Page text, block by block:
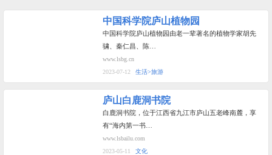
中国科学院庐山植物园
中国科学院庐山植物园由老一辈著名的植物学家胡先
骕、秦仁昌、陈…
www.lsbg.cn
2023-07-12
生活>旅游
庐山白鹿洞书院
白鹿洞书院，位于江西省九江市庐山五老峰南麓，享
有“海内第一书…
www.lsbailu.com
2023-05-11
文化